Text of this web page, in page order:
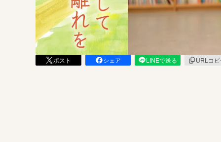
まちづくり・地域活性化
ポスト シェア LINEで送る URLコ